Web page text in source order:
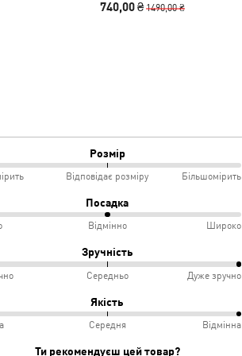
740,00 ₴1490,00 ₴
Розмір
Відповідає розміру Більшомірить
Посадка
Відмінно Широко
Зручність
Середньо Дуже зручно
Якість
Середня Відмінна
Ти рекомендуєш цей товар?